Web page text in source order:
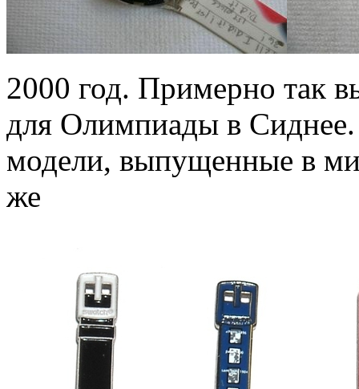
2000 год. Примерно так
для Олимпиады в
модели, выпущенные в
же